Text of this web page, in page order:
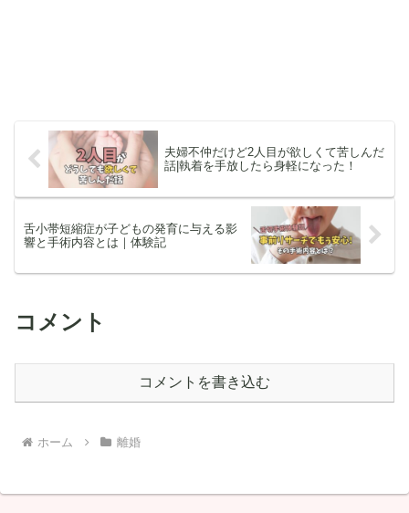
夫婦不仲だけど2人目が欲しくて苦しんだ
話|執着を手放したら身軽になった！
舌小帯短縮症が子どもの発育に与える影
響と手術内容とは｜体験記
コメント
コメントを書き込む
ホーム 離婚